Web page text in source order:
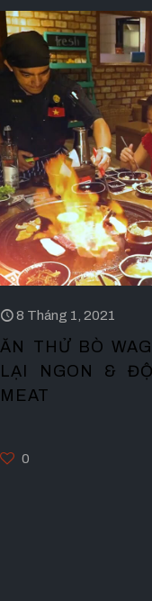
8 Tháng 1, 2021
ĂN THỬ BÒ
LẠI NGON &
MEAT
0